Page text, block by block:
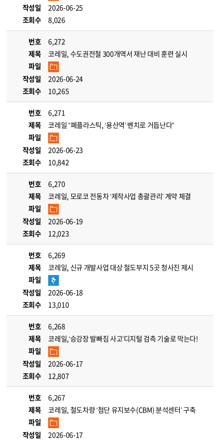
작성일
2026-06-25
조회수
8,026
번호
6,272
제목
코레일, 수도권전철 300개역서 재난 대비 훈련 실시
파일
작성일
2026-06-24
조회수
10,265
번호
6,271
제목
코레일 “폐플라스틱, ‘용산역’ 벤치로 거듭난다”
파일
작성일
2026-06-23
조회수
10,842
번호
6,270
제목
코레일, 모로코 전동차 ‘제작사업 총괄관리’ 계약 체결
파일
작성일
2026-06-19
조회수
12,023
번호
6,269
제목
코레일, 신규 개발사업 대상 철도부지 5곳 청사진 제시
파일
작성일
2026-06-18
조회수
13,010
번호
6,268
제목
코레일,‘승강장 발빠짐 사고’디지털 검측 기술로 막는다!
파일
작성일
2026-06-17
조회수
12,807
번호
6,267
제목
코레일, 철도차량 ‘첨단 유지보수(CBM) 분석센터’ 구축
파일
작성일
2026-06-17